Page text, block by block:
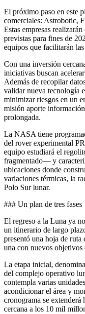
El próximo paso en este
comerciales: Astrobotic,
Estas empresas
previstas para fines de
equipos que facilitarán
Con una inversión
iniciativas buscan
Además de recopilar
validar nueva tecnología
minimizar riesgos en un
misión aporte
prolongada.
La NASA tiene
del rover experimental
equipo estudiará el
fragmentado— y
ubicaciones donde
variaciones térmicas, la
Polo Sur lunar.
### Un plan de tres fases
El regreso a la Luna ya
un itinerario de largo
presentó una hoja de ruta
una con nuevos objetivos
La etapa inicial,
del complejo operativo
contempla varias
acondicionar el área y
cronograma se extenderá
cercana a los 10 mil